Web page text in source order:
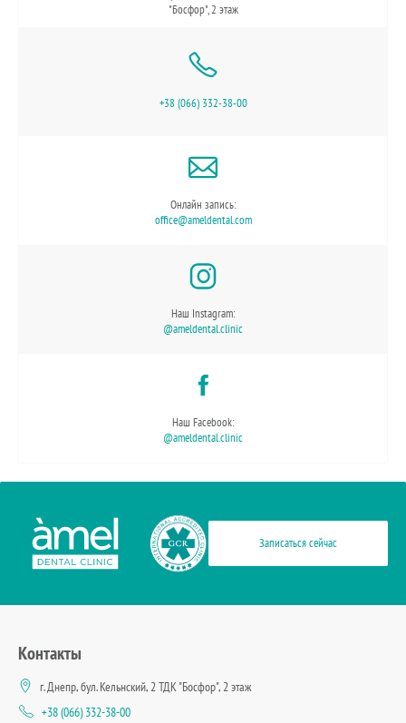
"Босфор", 2 этаж
+38 (066) 332-38-00
Онлайн запись:
office@ameldental.com
Наш Instagram:
@ameldental.clinic
Наш Facebook:
@ameldental.clinic
Записаться сейчас
Контакты
г. Днепр, бул. Кельнский, 2 ТДК "Босфор", 2 этаж
+38 (066) 332-38-00